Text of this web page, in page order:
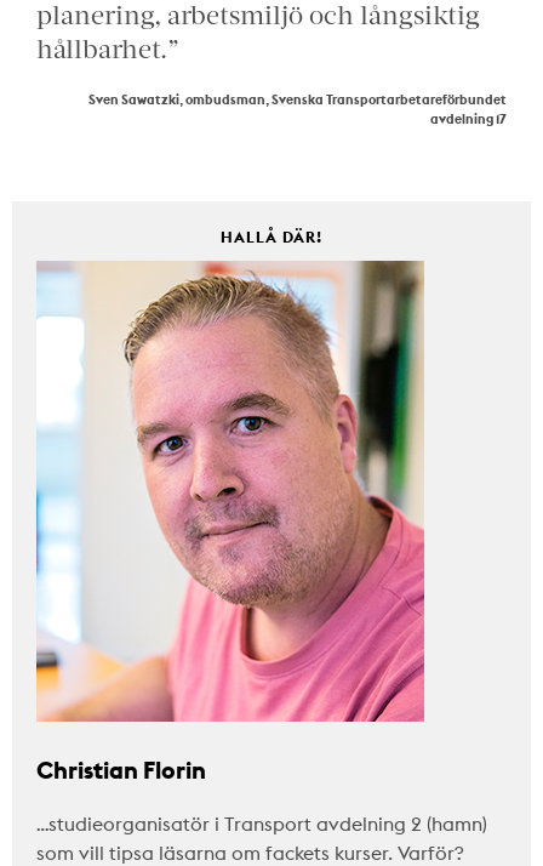
planering, arbetsmiljö och långsiktig
hållbarhet.”
Sven Sawatzki, ombudsman, Svenska Transportarbetareförbundet
avdelning 17
HALLÅ DÄR!
Christian Florin
…studieorganisatör i Transport avdelning 2 (hamn)
som vill tipsa läsarna om fackets kurser. Varför?